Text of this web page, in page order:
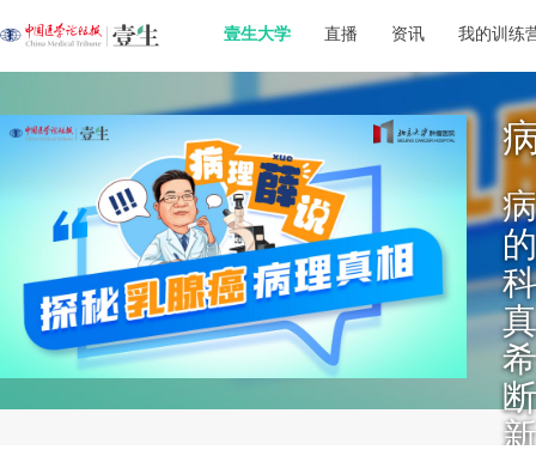
壹生大学 直播 资讯 我的训练